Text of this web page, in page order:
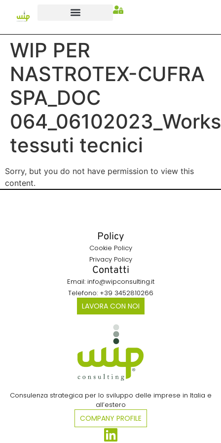
WIP PER
NASTROTEX-CUFRA
SPA_DOC
tessuti tecnici
Sorry, but you do not have permission to view this
content.
Consulenza strategica per lo sviluppo delle imprese in Italia e
all’estero​
COMPANY PROFILE
Policy
Cookie Policy
Privacy Policy
Contatti
Email: info@wipconsulting.it
Telefono: +39 3452810266
LAVORA CON NOI